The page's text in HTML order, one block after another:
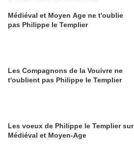
Médiéval et Moyen Age ne t'oublie
pas Philippe le Templier
Les Compagnons de la Vouivre ne
t'oublient pas Philippe le Templier
Les voeux de Philippe le Templier sur
Médiéval et Moyen-Age